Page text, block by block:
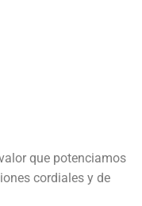
que potenciamos
cordiales y de